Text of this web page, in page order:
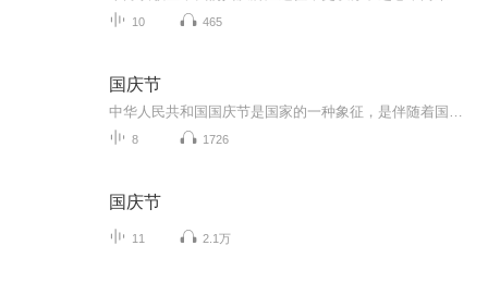
10 465
国庆节
8 1726
国庆节
11 2.1万